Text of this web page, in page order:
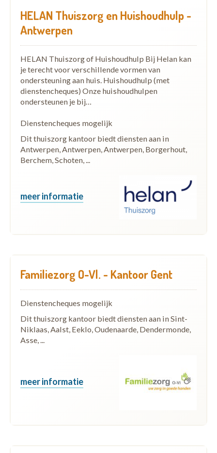
HELAN Thuiszorg en Huishoudhulp -
Antwerpen
HELAN Thuiszorg of Huishoudhulp Bij Helan kan
je terecht voor verschillende vormen van
ondersteuning aan huis. Huishoudhulp (met
dienstencheques) Onze huishoudhulpen
ondersteunen je bij…
Dienstencheques mogelijk
Dit thuiszorg kantoor biedt diensten aan in
Antwerpen, Antwerpen, Antwerpen, Borgerhout,
Berchem, Schoten, ...
meer informatie
Familiezorg O-Vl. - Kantoor Gent
Dienstencheques mogelijk
Dit thuiszorg kantoor biedt diensten aan in Sint-
Niklaas, Aalst, Eeklo, Oudenaarde, Dendermonde,
Asse, ...
meer informatie